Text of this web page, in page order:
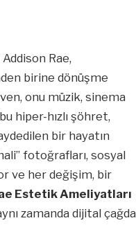
Rae,
birine dönüşme
onu müzik, sinema
hiper-hızlı şöhret,
bir hayatın
fotoğrafları, sosyal
ve her değişim, bir
Estetik Ameliyatları
zamanda dijital çağda